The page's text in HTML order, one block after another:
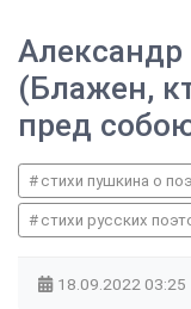
(Блажен,
пред
стихи пушкина о
стихи русских
18.09.2022 03:25